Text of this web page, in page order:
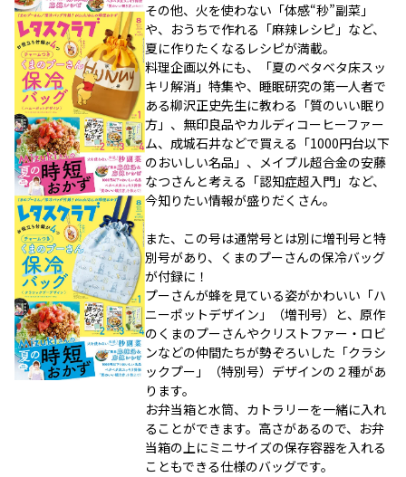
その他、火を使わない「体感“秒”副菜」
や、おうちで作れる「麻辣レシピ」など、
夏に作りたくなるレシピが満載。
料理企画以外にも、「夏のベタベタ床スッ
キリ解消」特集や、睡眠研究の第一人者で
ある柳沢正史先生に教わる「質のいい眠り
方」、無印良品やカルディコーヒーファー
ム、成城石井などで買える「1000円台以下
のおいしい名品」、メイプル超合金の安藤
なつさんと考える「認知症超入門」など、
今知りたい情報が盛りだくさん。
また、この号は通常号とは別に増刊号と特
別号があり、くまのプーさんの保冷バッグ
が付録に！
プーさんが蜂を見ている姿がかわいい「ハ
ニーポットデザイン」（増刊号）と、原作
のくまのプーさんやクリストファー・ロビ
ンなどの仲間たちが勢ぞろいした「クラシ
ックプー」（特別号）デザインの２種があ
ります。
お弁当箱と水筒、カトラリーを一緒に入れ
ることができます。高さがあるので、お弁
当箱の上にミニサイズの保存容器を入れる
こともできる仕様のバッグです。